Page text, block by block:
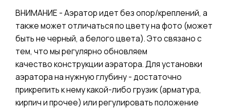
ВНИМАНИЕ - Аэратор идет без опор/креплений, а
также может отличаться по цвету на фото (может
быть не черный, а белого цвета). Это связано с
тем, что мы регулярно обновляем
качество конструкции аэратора. Для установки
аэратора на нужную глубину - достаточно
прикрепить к нему какой-либо грузик (арматура,
кирпич и прочее) или регулировать положение